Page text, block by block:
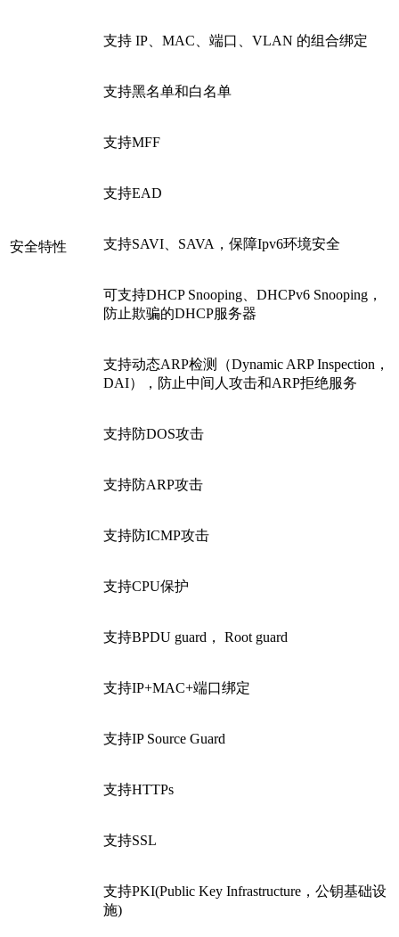
安全特性
支持 IP、MAC、端口、VLAN 的组合绑定
支持黑名单和白名单
支持MFF
支持EAD
支持SAVI、SAVA，保障Ipv6环境安全
可支持DHCP Snooping、DHCPv6 Snooping，
防止欺骗的DHCP服务器
支持动态ARP检测（Dynamic ARP Inspection，
DAI），防止中间人攻击和ARP拒绝服务
支持防DOS攻击
支持防ARP攻击
支持防ICMP攻击
支持CPU保护
支持BPDU guard， Root guard
支持IP+MAC+端口绑定
支持IP Source Guard
支持HTTPs
支持SSL
支持PKI(Public Key Infrastructure，公钥基础设
施)